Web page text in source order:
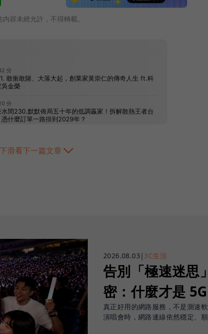
內容未經允許，不得轉載。
滑看下一篇文章
2026.08.03 | 3C生活
告別「極速迷
密：什麼才是
真正好用的網路服務，不是測速
演唱會時，網路連線依然穩定、